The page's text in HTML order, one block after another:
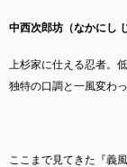
中西次郎坊（なかにし
上杉家に仕える忍者。
独特の口調と一風変わ
ここまで見てきた『義